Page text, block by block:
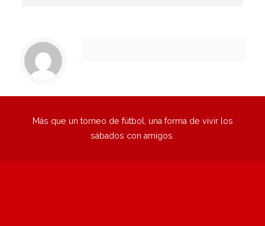
Más que un torneo de fútbol, una forma de vivir los
sábados con amigos.